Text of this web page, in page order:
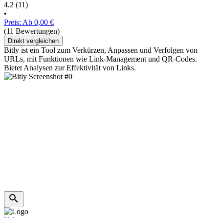
4,2 (11)
•
Preis: Ab 0,00 €
(11 Bewertungen)
Direkt vergleichen
Bitly ist ein Tool zum Verkürzen, Anpassen und Verfolgen von
URLs, mit Funktionen wie Link-Management und QR-Codes.
Bietet Analysen zur Effektivität von Links.